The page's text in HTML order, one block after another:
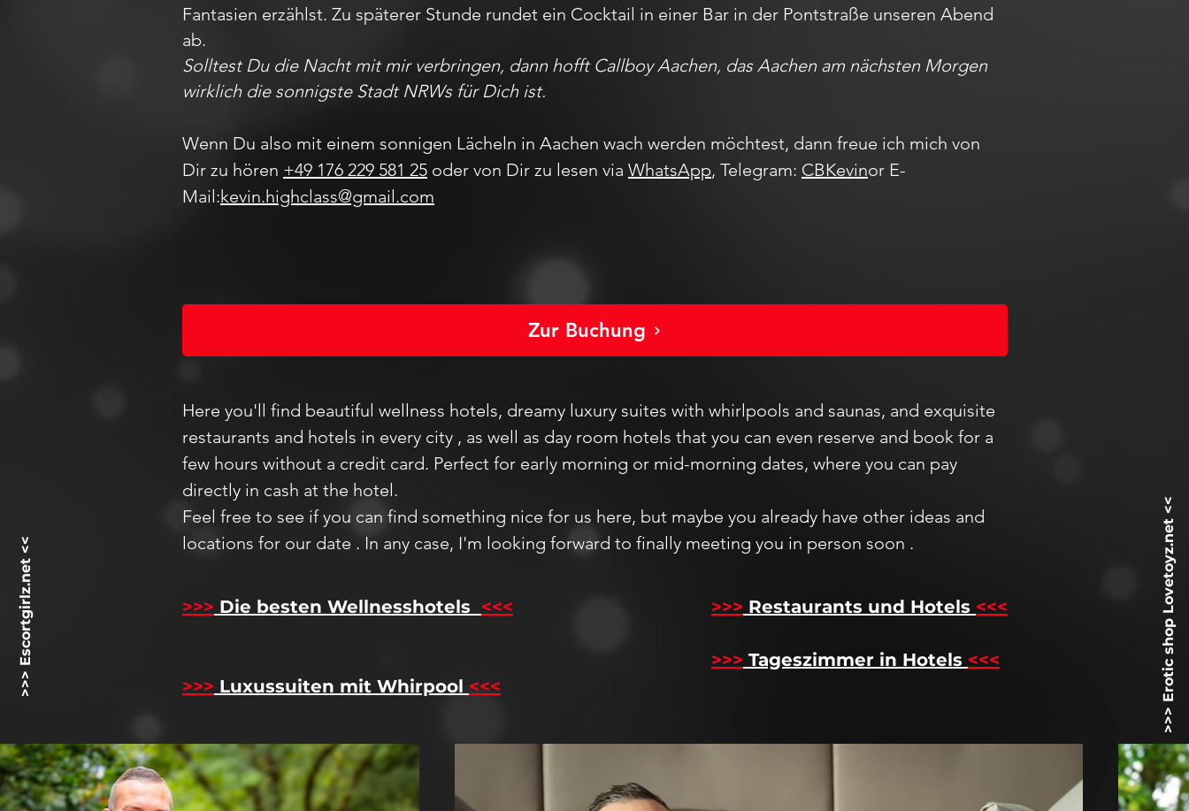
>>> Erotic shop Lovetoyz.net <<
>>> Escortgirlz.net <<
Fantasien erzählst. Zu späterer Stunde rundet ein Cocktail in einer Bar in der Pontstraße unseren Abend
ab.
Solltest Du die Nacht mit mir verbringen, dann hofft Callboy Aachen, das Aachen am nächsten Morgen
wirklich die sonnigste Stadt NRWs für Dich ist.
Wenn Du also mit einem sonnigen Lächeln in Aachen wach werden möchtest, dann freue ich mich von
Dir zu hören +49 176 229 581 25 oder von Dir zu lesen via WhatsApp, Telegram: CBKevinor E-
Mail:kevin.highclass@gmail.com
Zur Buchung
Here you'll find beautiful wellness hotels, dreamy luxury suites with whirlpools and saunas, and exquisite
restaurants and hotels in every city , as well as day room hotels that you can even reserve and book for a
few hours without a credit card. Perfect for early morning or mid-morning dates, where you can pay
directly in cash at the hotel.
Feel free to see if you can find something nice for us here, but maybe you already have other ideas and
locations for our date . In any case, I'm looking forward to finally meeting you in person soon .
>>> Die besten Wellnesshotels <<<
>>> Luxussuiten mit Whirpool <<<
>>> Restaurants und Hotels <<<
>>> Tageszimmer in Hotels <<<